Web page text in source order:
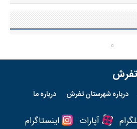
تفرش
درباره شهرستان تفرش درباره ما
آپارات اینستاگرام